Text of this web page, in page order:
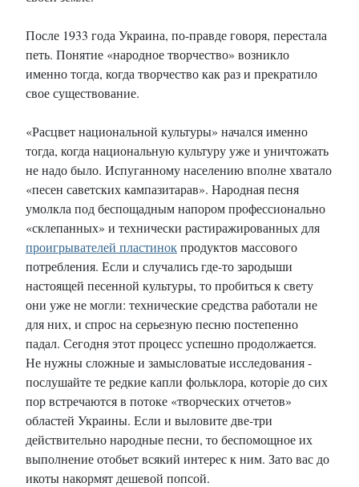
После 1933 года Украина, по-правде говоря, перестала
петь. Понятие «народное творчество» возникло
именно тогда, когда творчество как раз и прекратило
свое существование.
«Расцвет национальной культуры» начался именно
тогда, когда национальную культуру уже и уничтожать
не надо было. Испуганному населению вполне хватало
«песен саветских кампазитарав». Народная песня
умолкла под беспощадным напором профессионально
«склепанных» и технически растиражированных для
проигрывателей пластинокпродуктов массового
потребления. Если и случались где-то зародыши
настоящей песенной культуры, то пробиться к свету
они уже не могли: технические средства работали не
для них, и спрос на серьезную песню постепенно
падал. Сегодня этот процесс успешно продолжается.
Не нужны сложные и замысловатые исследования -
послушайте те редкие капли фольклора, которіе до сих
пор встречаются в потоке «творческих отчетов»
областей Украины. Если и выловите две-три
действительно народные песни, то беспомощное их
выполнение отобьет всякий интерес к ним. Зато вас до
икоты накормят дешевой попсой.